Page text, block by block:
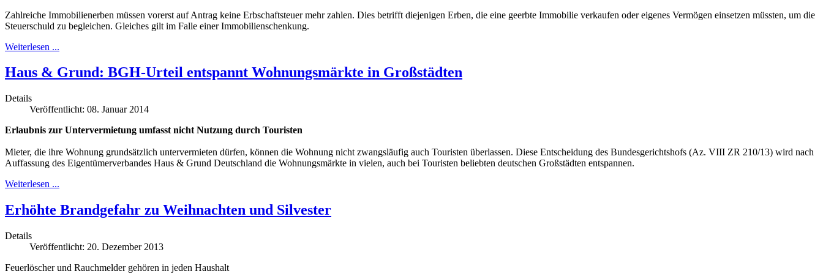
Zahlreiche Immobilienerben müssen vorerst auf Antrag keine Erbschaft­steuer mehr zahlen. Dies betrifft diejenigen Erben, die eine geerbte Immobilie verkaufen oder eigenes Vermögen einsetzen müssten, um die
Steuer­schuld zu begleichen. Gleiches gilt im Falle einer Immobilien­schenkung.
Weiterlesen ...
Haus & Grund: BGH-Urteil entspannt Wohnungsmärkte in Großstädten
Details
Veröffentlicht: 08. Januar 2014
Erlaubnis zur Untervermietung umfasst nicht Nutzung durch Touristen
Mieter, die ihre Wohnung grundsätzlich untervermieten dürfen, können die Wohnung nicht zwangsläufig auch Touristen überlassen. Diese Entscheidung des Bundesgerichtshofs (Az. VIII ZR 210/13) wird nach
Auffassung des Eigentümerverbandes Haus & Grund Deutschland die Wohnungsmärkte in vielen, auch bei Touristen beliebten deutschen Großstädten entspannen.
Weiterlesen ...
Erhöhte Brandgefahr zu Weihnachten und Silvester
Details
Veröffentlicht: 20. Dezember 2013
Feuerlöscher und Rauchmelder gehören in jeden Haushalt